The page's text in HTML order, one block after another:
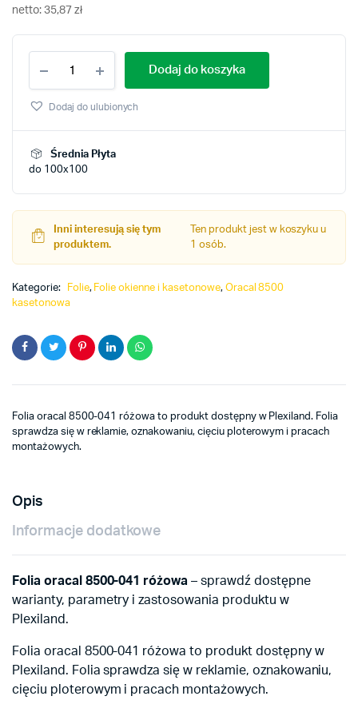
netto: 35,87 zł
Oracal
8500-
041
quantity
Dodaj do koszyka
Dodaj do ulubionych
Średnia Płyta
do 100x100
Inni interesują się tym
produktem.
Ten produkt jest w koszyku u
1 osób.
Kategorie: Folie, Folie okienne i kasetonowe, Oracal 8500
kasetonowa
Folia oracal 8500-041 różowa to produkt dostępny w Plexiland. Folia
sprawdza się w reklamie, oznakowaniu, cięciu ploterowym i pracach
montażowych.
Opis
Informacje dodatkowe
Folia oracal 8500-041 różowa – sprawdź dostępne
warianty, parametry i zastosowania produktu w
Plexiland.
Folia oracal 8500-041 różowa to produkt dostępny w
Plexiland. Folia sprawdza się w reklamie, oznakowaniu,
cięciu ploterowym i pracach montażowych.